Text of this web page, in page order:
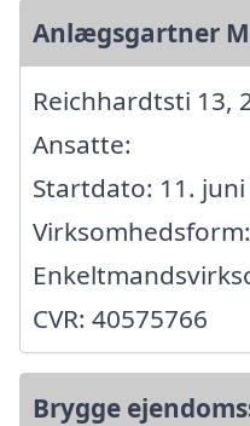
Anlægsgartner
Reichhardtsti 13,
Ansatte:
Startdato: 11. juni
Virksomhedsform:
CVR: 40575766
Brygge